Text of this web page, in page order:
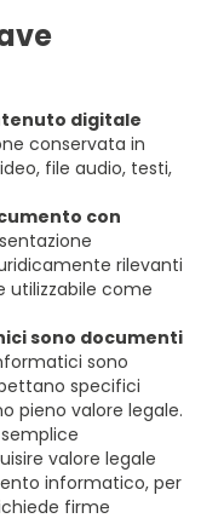
digitale
conservata in
file audio, testi,
con
rilevanti
utilizzabile come
sono documenti
sono
specifici
pieno valore legale.
valore legale
informatico, per
firme